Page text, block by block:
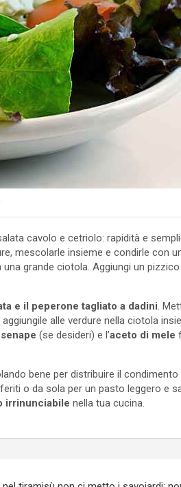
cavolo e cetriolo: rapidità e
mescolarle insieme e condirle con
grande ciotola. Aggiungi un pizzico
e il peperone tagliato a dadini .
alle verdure nella ciotola
(se desideri) e l’aceto di mele
bene per distribuire il condimento
o da sola per un pasto leggero e
irrinunciabile nella tua cucina.